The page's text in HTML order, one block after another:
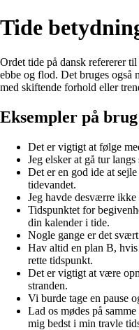
Tide
Ordet tide på dansk refererer
ebbe og flod. Det bruges også
med skiftende forhold eller
Eksempler på brug
Det er vigtigt at følge
Jeg elsker at gå tur
Det er en god ide at
tidevandet.
Jeg havde desværre
Tidspunktet for
din kalender i tide.
Nogle gange er det
Hav altid en plan B,
rette tidspunkt.
Det er vigtigt at være
stranden.
Vi burde tage en pause
Lad os mødes på
mig bedst i min travle